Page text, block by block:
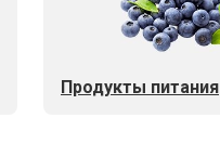
Продукты питания